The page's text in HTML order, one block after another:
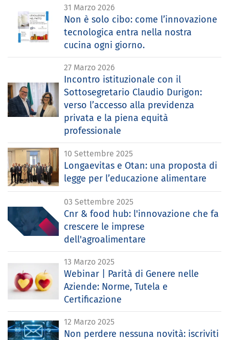
31 Marzo 2026
Non è solo cibo: come l’innovazione
tecnologica entra nella nostra
cucina ogni giorno.
27 Marzo 2026
Incontro istituzionale con il
Sottosegretario Claudio Durigon:
verso l’accesso alla previdenza
privata e la piena equità
professionale
10 Settembre 2025
Longaevitas e Otan: una proposta di
legge per l’educazione alimentare
03 Settembre 2025
Cnr & food hub: l'innovazione che fa
crescere le imprese
dell'agroalimentare
13 Marzo 2025
Webinar | Parità di Genere nelle
Aziende: Norme, Tutela e
Certificazione
12 Marzo 2025
Non perdere nessuna novità: iscriviti